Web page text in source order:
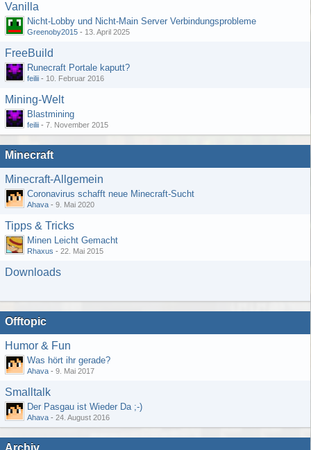
Vanilla
Nicht-Lobby und Nicht-Main Server Verbindungsprobleme
Greenoby2015 - 13. April 2025
FreeBuild
Runecraft Portale kaputt?
feilii - 10. Februar 2016
Mining-Welt
Blastmining
feilii - 7. November 2015
Minecraft
Minecraft-Allgemein
Coronavirus schafft neue Minecraft-Sucht
Ahava - 9. Mai 2020
Tipps & Tricks
Minen Leicht Gemacht
Rhaxus - 22. Mai 2015
Downloads
Offtopic
Humor & Fun
Was hört ihr gerade?
Ahava - 9. Mai 2017
Smalltalk
Der Pasgau ist Wieder Da ;-)
Ahava - 24. August 2016
Archiv